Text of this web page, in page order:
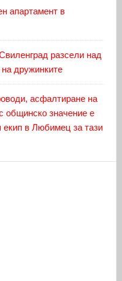
апартамент в
разсели над
дружинките
асфалтиране на
общинско значение е
екип в Любимец за тази